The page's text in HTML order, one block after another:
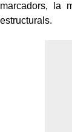
marcadors, la
estructurals.